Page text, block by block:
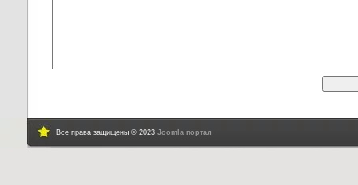
Все права защищены © 2023 Joomla портал